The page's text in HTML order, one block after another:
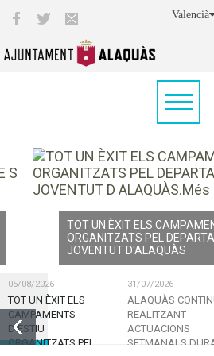
Valencià
TOT UN ÈXIT ELS
ORGANITZATS PEL
JOVENTUT D'ALAQUÀS
05/08/2026
TOT UN ÈXIT ELS
CAMPAMENTS
D'ESTIU
ORGANITZATS PEL
31/07/2026
ALAQUÀS
REALITZANT
ACTUACIONS
SETMANALS